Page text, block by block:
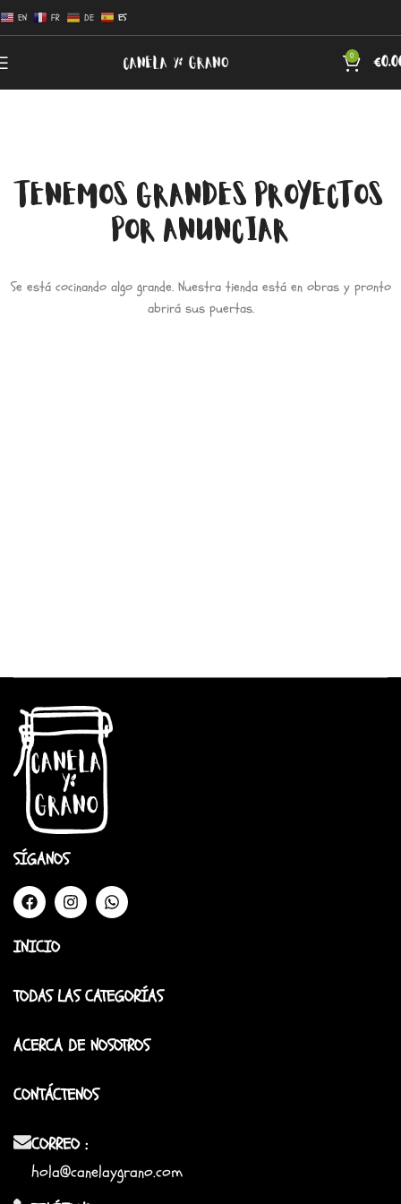
EN FR DE ES
0 €
TENEMOS GRANDES PROYECTOS
POR ANUNCIAR
Se está cocinando algo grande. Nuestra tienda está en obras y pronto
abrirá sus puertas.
SÍGANOS
INICIO
TODAS LAS CATEGORÍAS
ACERCA DE NOSOTROS
CONTÁCTENOS
CORREO :
hola@canelaygrano.com